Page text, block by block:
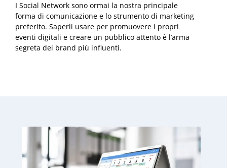
I Social Network sono ormai la nostra principale
forma di comunicazione e lo strumento di marketing
preferito. Saperli usare per promuovere i propri
eventi digitali e creare un pubblico attento è l’arma
segreta dei brand più influenti.